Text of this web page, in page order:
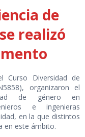
de
realizó
Curso Diversidad de
organizaron el
de género en
e ingenieras
en la que distintos
en este ámbito.